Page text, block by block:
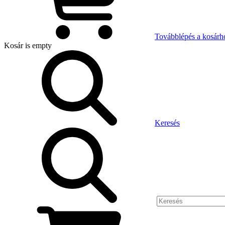
Továbblépés a
Kosáris empty
Keresés